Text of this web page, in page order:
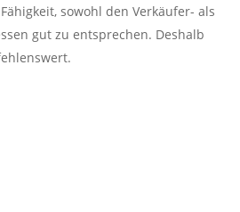
sowohl den Verkäufer- als
gut zu entsprechen. Deshalb